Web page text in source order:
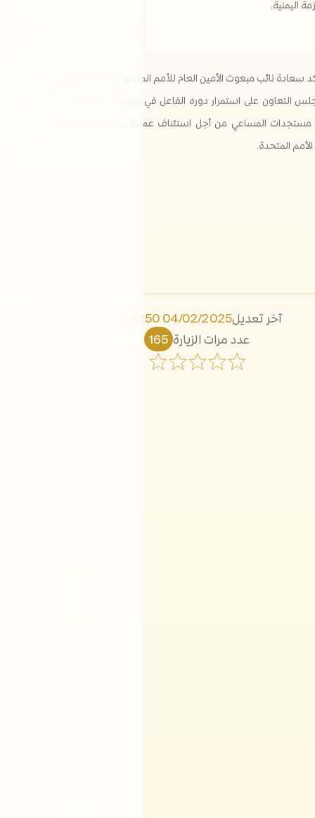
اليمنية.
سعادة نائب مبعوث الأمين العام للأمم المتحدة الخاص إلى اليمن، عن
التعاون على استمرار دوره الفاعل في دعم جهود الأمم المتحدة،
المساعي من أجل استئناف عملية سياسية يمنية شاملة
المتحدة.
آخر تعديل04/02/2025 10:50 ص
عدد مرات الزيارة 165